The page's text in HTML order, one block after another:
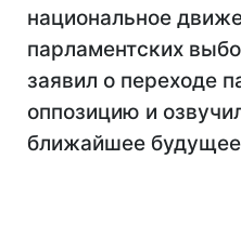
национальное
парламентских
заявил о переходе
оппозицию и
ближайшее